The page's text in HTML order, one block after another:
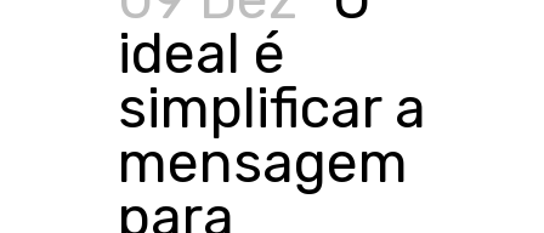
ideal é
simplificar a
mensagem
para